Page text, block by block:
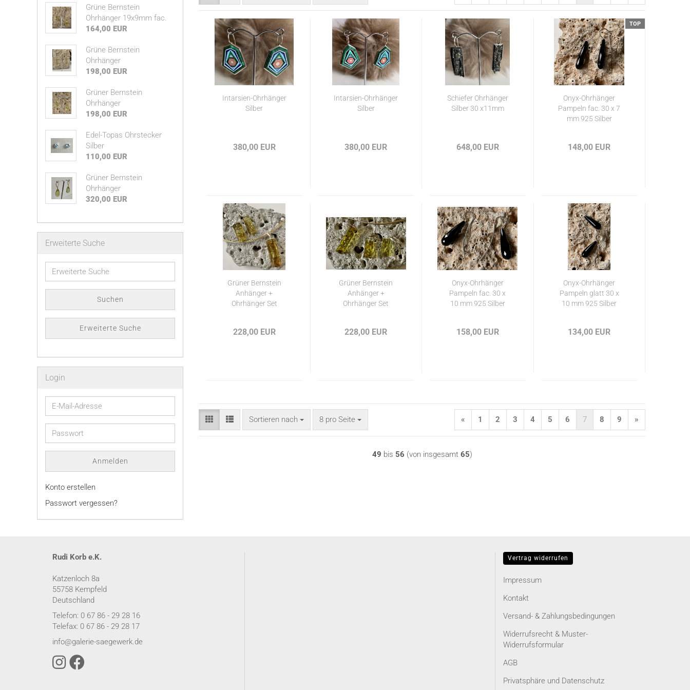
Intarsien-Ohrhänger
Silber
380,00 EUR
Intarsien-Ohrhänger
Silber
380,00 EUR
Schiefer Ohrhänger
Silber 30 x11mm
648,00 EUR
TOP
Onyx-Ohrhänger
Pampeln fac. 30 x 7
mm 925 Silber
148,00 EUR
Grüner Bernstein
Anhänger +
Ohrhänger Set
228,00 EUR
Grüner Bernstein
Anhänger +
Ohrhänger Set
228,00 EUR
Onyx-Ohrhänger
Pampeln fac. 30 x
10 mm 925 Silber
158,00 EUR
Onyx-Ohrhänger
Pampeln glatt 30 x
10 mm 925 Silber
134,00 EUR
Sortieren nach
Sortieren nach 8 pro Seite
pro Seite « 1 2 3 4 5 6 7 8 9 »
49 bis 56 (von insgesamt 65)
Grüne Bernstein
Ohrhänger 19x9mm fac.
164,00 EUR
Grüne Bernstein
Ohrhänger
198,00 EUR
Grüner Bernstein
Ohrhänger
198,00 EUR
Edel-Topas Ohrstecker
Silber
110,00 EUR
Grüner Bernstein
Ohrhänger
320,00 EUR
Erweiterte Suche
Erweiterte
Suche
Suchen
Erweiterte Suche
Login
E-
Mail-
Passwort
Anmelden
Konto erstellen
Passwort vergessen?
Rudi Korb e.K.
Katzenloch 8a
55758 Kempfeld
Deutschland
Telefon: 0 67 86 - 29 28 16
Telefax: 0 67 86 - 29 28 17
info@galerie-saegewerk.de
Vertrag widerrufen
Impressum
Kontakt
Versand- & Zahlungsbedingungen
Widerrufsrecht & Muster-
Widerrufsformular
AGB
Privatsphäre und Datenschutz